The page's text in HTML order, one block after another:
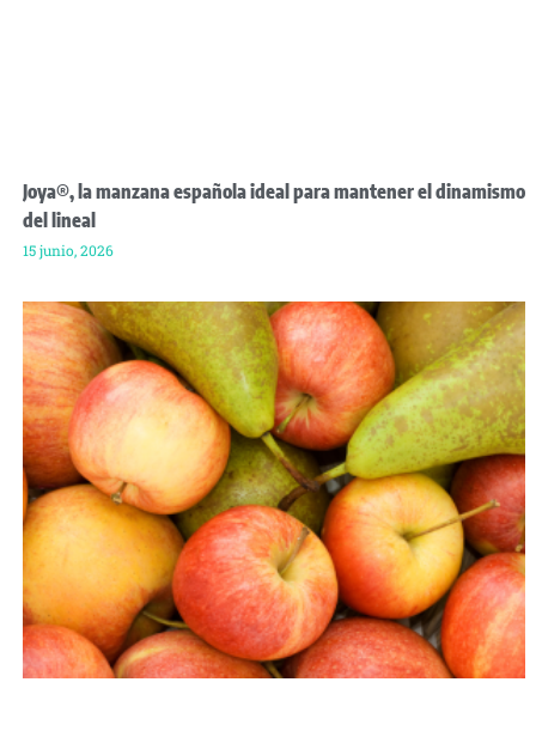
Joya®, la manzana española ideal para mantener el dinamismo
del lineal
15 junio, 2026